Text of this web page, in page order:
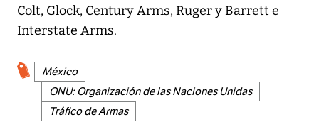
Colt, Glock, Century Arms, Ruger y Barrett e
Interstate Arms.
México
ONU: Organización de las Naciones Unidas
Tráfico de Armas